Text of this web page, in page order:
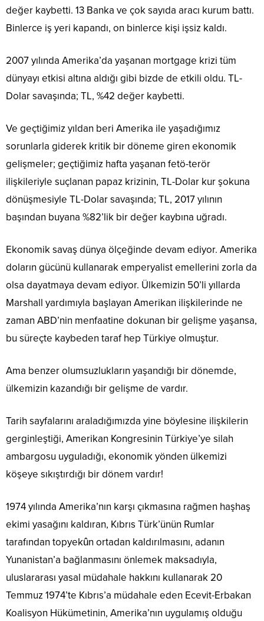
değer kaybetti. 13 Banka ve çok sayıda aracı kurum battı.
Binlerce iş yeri kapandı, on binlerce kişi işsiz kaldı.
2007 yılında Amerika’da yaşanan mortgage krizi tüm
dünyayı etkisi altına aldığı gibi bizde de etkili oldu. TL-
Dolar savaşında; TL, %42 değer kaybetti.
Ve geçtiğimiz yıldan beri Amerika ile yaşadığımız
sorunlarla giderek kritik bir döneme giren ekonomik
gelişmeler; geçtiğimiz hafta yaşanan fetö-terör
ilişkileriyle suçlanan papaz krizinin, TL-Dolar kur şokuna
dönüşmesiyle TL-Dolar savaşında; TL, 2017 yılının
başından buyana %82’lik bir değer kaybına uğradı.
Ekonomik savaş dünya ölçeğinde devam ediyor. Amerika
doların gücünü kullanarak emperyalist emellerini zorla da
olsa dayatmaya devam ediyor. Ülkemizin 50’li yıllarda
Marshall yardımıyla başlayan Amerikan ilişkilerinde ne
zaman ABD’nin menfaatine dokunan bir gelişme yaşansa,
bu süreçte kaybeden taraf hep Türkiye olmuştur.
Ama benzer olumsuzlukların yaşandığı bir dönemde,
ülkemizin kazandığı bir gelişme de vardır.
Tarih sayfalarını araladığımızda yine böylesine ilişkilerin
gerginleştiği, Amerikan Kongresinin Türkiye’ye silah
ambargosu uyguladığı, ekonomik yönden ülkemizi
köşeye sıkıştırdığı bir dönem vardır!
1974 yılında Amerika’nın karşı çıkmasına rağmen haşhaş
ekimi yasağını kaldıran, Kıbrıs Türk’ünün Rumlar
tarafından topyekûn ortadan kaldırılmasını, adanın
Yunanistan’a bağlanmasını önlemek maksadıyla,
uluslararası yasal müdahale hakkını kullanarak 20
Temmuz 1974’te Kıbrıs’a müdahale eden Ecevit-Erbakan
Koalisyon Hükümetinin, Amerika’nın uygulamış olduğu